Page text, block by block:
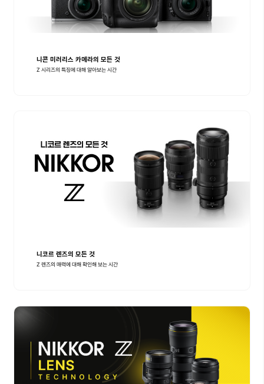
니콘 미러리스 카메라의 모든 것
Z 시리즈의 특징에 대해 알아보는 시간
니코르 렌즈의 모든 것
Z 렌즈의 매력에 대해 확인해 보는 시간